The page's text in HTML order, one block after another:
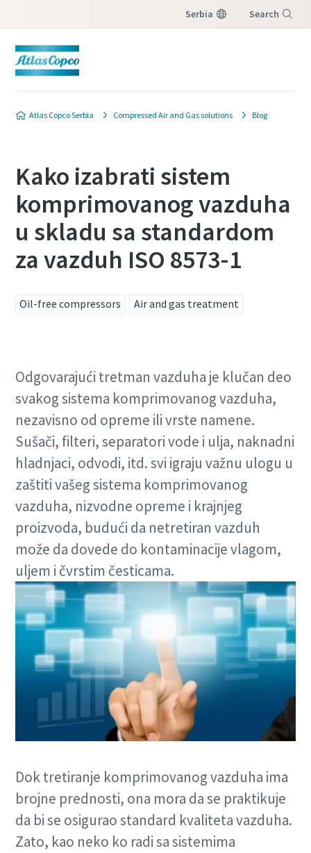
Serbia Search
Atlas Copco Serbia Compressed Air and Gas solutions Blog
Kako izabrati sistem
komprimovanog vazduha
u skladu sa standardom
za vazduh ISO 8573-1
Oil-free compressors Air and gas treatment
Odgovarajući tretman vazduha je klučan deo
svakog sistema komprimovanog vazduha,
nezavisno od opreme ili vrste namene.
Sušači, filteri, separatori vode i ulja, naknadni
hladnjaci, odvodi, itd. svi igraju važnu ulogu u
zaštiti vašeg sistema komprimovanog
vazduha, nizvodne opreme i krajnjeg
proizvoda, budući da netretiran vazduh
može da dovede do kontaminacije vlagom,
uljem i čvrstim česticama.
Dok tretiranje komprimovanog vazduha ima
brojne prednosti, ona mora da se praktikuje
da bi se osigurao standard kvaliteta vazduha.
Zato, kao neko ko radi sa sistemima